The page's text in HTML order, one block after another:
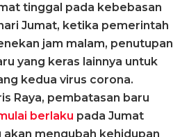
tinggal pada kebebasan
Jumat, ketika pemerintah
jam malam, penutupan
yang keras lainnya untuk
kedua virus corona.
Raya, pembatasan baru
berlaku pada Jumat
mengubah kehidupan